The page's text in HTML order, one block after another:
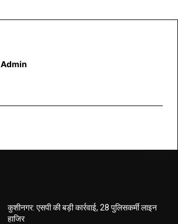
Admin
कुशीनगर: एसपी की बड़ी कार्रवाई, 28 पुलिसकर्मी लाइन
हाजिर